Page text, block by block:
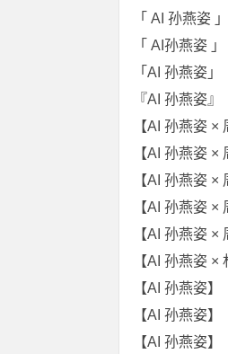
「 AI 孙燕姿
「 AI孙燕姿
「AI 孙燕姿
『AI 孙燕姿
【AI 孙燕姿
【AI 孙燕姿
【AI 孙燕姿
【AI 孙燕姿
【AI 孙燕姿
【AI 孙燕姿
【AI 孙燕姿
【AI 孙燕姿
【AI 孙燕姿